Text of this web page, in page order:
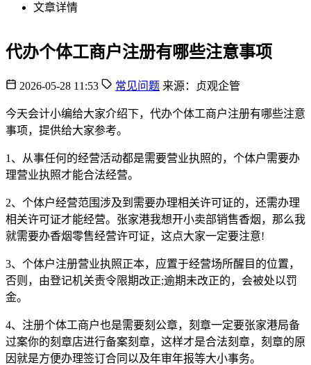
文章详情
代办个体工商户注册有哪些注意事项
2026-05-28 11:53 常见问题 来源：贞观企管
今天会计小编给大家介绍下，代办个体工商户注册有哪些注意
事项，提供给大家参考。
1、从事任何的经营活动都是需要营业执照的，个体户需要办
理营业执照才能合法经营。
2、个体户经营范围涉及到需要办理相关许可证的，还需办理
相关许可证才能经营。张家港我想开小卖部销售香烟，那么我
就需要办香烟零售经营许可证，这点大家一定要注意!
3、个体户注册营业执照正本，应置于经营场所醒目的位置，
否则，由登记机关责令限期改正;逾期未改正的，会被处以罚
金。
4、注册个体工商户也是需要刻公章，刻章一定要张家港局备
过案你的刻章店进行备案刻章，这样才是合法刻章，刻章的原
因就是方便办理签订合同以及年审年报等大小事务。